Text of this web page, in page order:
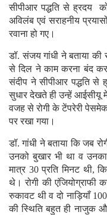
सीपीआर पद्धति से ह्रदय
अविलंब एवं सराहनीय
रवाना हो गए।
डॉ. संजय गांधी ने बताया की
से दिल ने काम करना बंद
संदीप ने सीपीआर पद्धति से
सुधार देखते ही उन्हें आईसीयू
वजह से रोगी के टेंपरेरी
पर रखा गया।
डॉ. गांधी ने बताया कि जब
उनको बुखार भी था व
मात्र 30 प्रति मिनट थी,
थे। रोगी की एंजियोग्राफी
रुकावट थी व दो नाड़ियाँ
की स्थिति बहुत ही नाजुक